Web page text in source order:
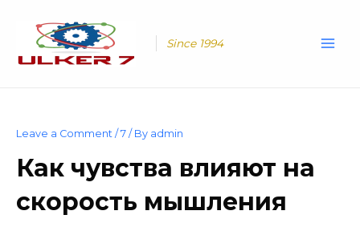
content
Since 1994
Leave a Comment / 7/ By admin
Как чувства влияют на
скорость мышления